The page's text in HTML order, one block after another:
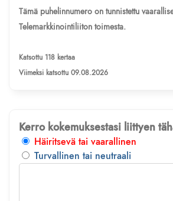
Tämä puhelinnumero on tunnistettu
Telemarkkinointiliiton toimesta.
Katsottu 118 kertaa
Viimeksi katsottu 09.08.2026
Kerro kokemuksestasi liittyen
Häiritsevä tai vaarallinen
Turvallinen tai neutraali